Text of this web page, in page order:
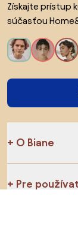
Získajte prístup
súčasťou
O Biane
Pre